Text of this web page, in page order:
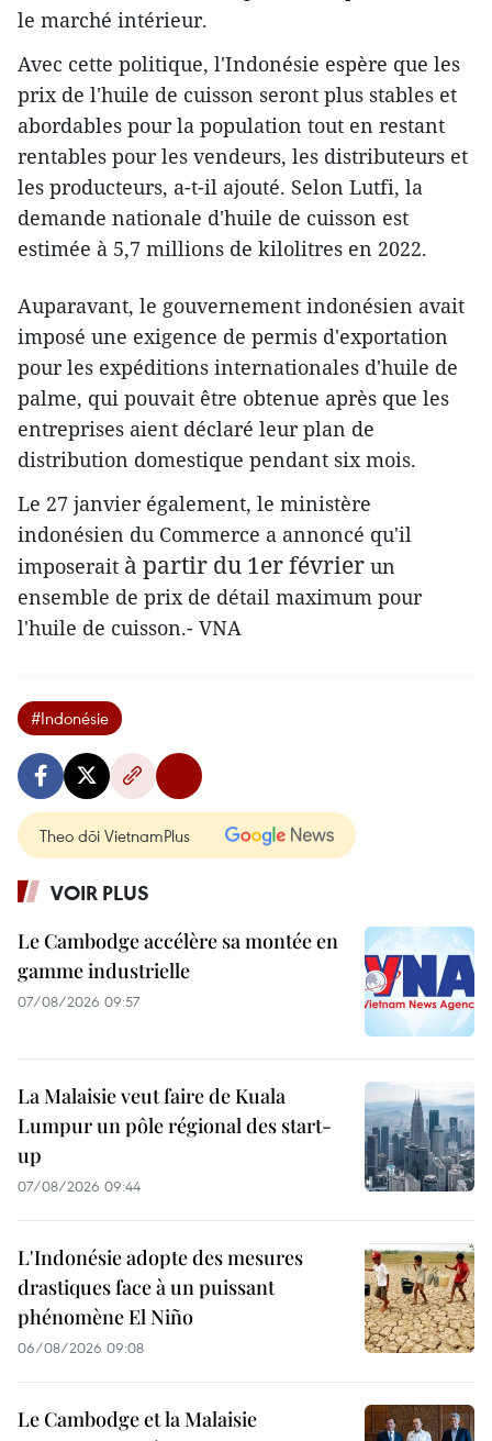
le marché intérieur.
Avec cette politique, l'Indonésie espère que les
prix de l'huile de cuisson seront plus stables et
abordables pour la population tout en restant
rentables pour les vendeurs, les distributeurs et
les producteurs, a-t-il ajouté. Selon Lutfi, la
demande nationale d'huile de cuisson est
estimée à 5,7 millions de kilolitres en 2022.
Auparavant, le gouvernement indonésien avait
imposé une exigence de permis d'exportation
pour les expéditions internationales d'huile de
palme, qui pouvait être obtenue après que les
entreprises aient déclaré leur plan de
distribution domestique pendant six mois.
Le 27 janvier également, le ministère
indonésien du Commerce a annoncé qu'il
imposerait à partir du 1er février un
ensemble de prix de détail maximum pour
l'huile de cuisson.- VNA
#Indonésie
Theo dõi VietnamPlus
VOIR PLUS
Le Cambodge accélère sa montée en
gamme industrielle
07/08/2026 09:57
La Malaisie veut faire de Kuala
Lumpur un pôle régional des start-
up
07/08/2026 09:44
L'Indonésie adopte des mesures
drastiques face à un puissant
phénomène El Niño
06/08/2026 09:08
Le Cambodge et la Malaisie